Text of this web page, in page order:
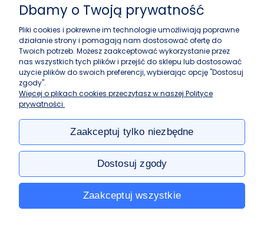
ul. Górczewska 216
01-460 Warszawa
+48 22 243 37 87
info@biosens.pl
Pomoc
Moje konto
Informacje
Dbamy o Twoją prywatność
Pliki cookies i pokrewne im technologie umożliwiają poprawne
działanie strony i pomagają nam dostosować ofertę do
Twoich potrzeb. Możesz zaakceptować wykorzystanie przez
nas wszystkich tych plików i przejść do sklepu lub dostosować
użycie plików do swoich preferencji, wybierając opcję "Dostosuj
zgody".
Więcej o plikach cookies przeczytasz w naszej Polityce
prywatności.
Zaakceptuj tylko niezbędne
Dostosuj zgody
Zaakceptuj wszystkie